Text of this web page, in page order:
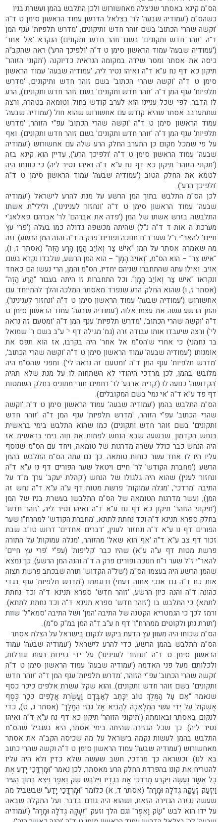
הס"מ קינא באסתר שניצלה מאחשורוש ולכן התלבש בהמן ועשרת בניו
כשהס"מ ('עמודיה שבעה' לר' בצלאל הדרשן עמוד הראשון סימן ט ד"ה
'וקשה שהרי הכתוב' בשם זוהר חדש ותיקונים, 'מדרש תלפיות' ענף המן
ד"ה 'זוהר חדש ותקונים' בשם זוהר חדש ותקונים) הנקרא 'אל אחר'
('עמודיה שבעה' עמוד הראשון סימן ט ד"ה 'ולפיכך הרע') ראה שהקב"ה
כיסה את אסתר ומסר שידה במקומה הנראית כדיוקנה ('תקוני הזוהר'
תיקון כא דף נח ע"א ד"ה ואיהו נטיר ליה, 'עמודיה שבעה' עמוד הראשון
סימן ט ד"ה 'וקשה שהרי הכתוב' בשם זוהר חדש ותיקונים, 'מדרש
תלפיות' ענף המן ד"ה 'זוהר חדש ותקונים' בשם זוהר חדש ותקונים), הרע
לו הדבר. לפי שכל עניינו הוא לערב קודש בחול וטומאה בטהרה, ורצה
שתתערבב אסתר שהיא קודש עם אחשורוש שהוא חול ('עמודיה שבעה'
עמוד הראשון סימן ט ד"ה 'וקשה שהרי הכתוב' עפ"י הזוהר, 'מדרש
תלפיות' ענף המן ד"ה 'זוהר חדש ותקונים' בשם זוהר חדש ותקונים). ואף
על פי שמכל מקום כן התערב החלק הרע שלה עם אחשורוש ('עמודיה
שבעה' עמוד הראשון סימן ט ד"ה 'ולפיכך הרע'), עדיין הוא קינא בזה
('תקוני הזוהר' תיקון כא דף נח ע"א ד"ה ואיהו נטיר ליה) כי כוונתו היה
לטמא את החלק הטוב ('עמודיה שבעה' עמוד הראשון סימן ט ד"ה
'ולפיכך הרע').
לכן הס"מ התלבש בתוך המן הרשע על מנת להרע לישראל ('עמודיה
שבעה' עמוד הראשון סימן ט ד"ה 'ונחזור לענינינו'), ולילי"ת אשתו
התלבשה בזרש אשתו של המן ('פדה את אברהם' לר' אברהם פאלאג'י
מערכת ה אות ד ד"ה נ"ל) שהיתה מכשפה גדולה כמו בעלה ('פרי עץ
חיים' להאר"י ז"ל שער ר"ח חנוכה ופורים פרק ה ד"ה והנה המן הרשע). וזה
מה שאמרה אסתר על המן "אִישׁ צַר וְאוֹיֵב הָמָן הָרָע הַזֶּה" (אסתר ז, ו),
"אִישׁ צַר" – הוא הס"מ, "וְאוֹיֵב הָמָן" – הוא המן הרשע, שלבדו נקרא בשם
אויב. ואילו עתה שהתחברו שניהם יחדיו, הס"מ והמן, הרי נעשו הם כאחד
ונקראו "אִישׁ צַר וְאוֹיֵב הָמָן". וכל התחברות זו היתה בעבור "הָרָע הַזֶּה"
(אסתר ז, ו) שהוא החלק הרע שנפרד מאסתר המלכה והלך להתייחד עם
אחשורוש ('עמודיה שבעה' עמוד הראשון סימן ט ד"ה 'ונחזור לענינינו').
והמן הרשע עשה את עצמו אלוה ('עמודיה שבעה' עמוד הראשון סימן ט
ד"ה 'וקשה שהרי הכתוב', 'מדרש תלפיות' ענף המן ד"ה 'ומטעם זה נראה
לי') ורצה שיעבדו אותו עבודה זרה (גמ' מגילה דף י' ע"ב בשם ר' שמואל
בר נחמני) כי אחרי ש'הס"מ אל אחר' היה בקרבו, אז הוא תפס את
אומנותו ('עמודיה שבעה' עמוד הראשון סימן ט ד"ה 'וקשה שהרי הכתוב',
'מדרש תלפיות' ענף המן ד"ה 'ומטעם זה נראה לי'). ומפני שהס"מ היה
מלובש בהמן, לכן מרדכי היהודי לא השתחוה לו על מנת שלא תהיה
'הקדוּשה' כנועה לו ('קרית ארבע' לר' רחמים חורי מתוניס בחלק השמטות
דף פד ע"א ד"ה 'אי נמי' בשם המקובלים).
הס"מ התלבש בהמן ('עמודיה שבעה' עמוד הראשון סימן ט ד"ה 'וקשה
שהרי הכתוב' עפ"י הזוהר, 'מדרש תלפיות' ענף המן ד"ה 'זוהר חדש
ותקונים' בשם זוהר חדש ותקונים) כמו שהוא התלבש בימי בראשית
בנחש הקדמון. שבשעה שבא הנחש לפתות את חוה בימי בראשית אז
היה הנחש כבר כולל עשרה מדרגות של טומאה, ויחד עם הס"מ שנוסף
עליו היו לו אחד עשר כוחות טומאה. כך גם עתה הס"מ התלבש בהמן
הרשע ('מחברת הקודש' לר' חיים ויטאל שער הפורים דף נו ע"א ד"ה
ונחזור לענין) שהוא היה גלגולו של הנחש ('קהלת יעקב' ערך מ"ד על
התיבה 'מרדכי', 'מגלה עמוקות' פרשת מטות דף ע"ה ע"א ד"ה נחש זה
המן), ועשר מדרגות הטומאה של הס"מ התלבשו בעשרת בניו של המן
('תיקוני הזוהר' תיקון כא דף נח ע"א ד"ה ואיהו נטיר ליה, 'זוהר חדש'
בחלק ספרא תנינא ד"ה וכד נחתת לתתא, 'מחברת הקודש' למהרח"ו שער
הפורים דף נו ע"א ד"ה ונחזור לענין, 'דברים אחדים' דרוש טו"ב שבת
זכור דף צב ע"א ד"ה 'אף הוא שאל' מהזוהר, 'מגלה עמוקות' על התורה
פרשת מטות דף ע"ה ע"א) שהיו כבר 'קליפות' (עפ"י 'פרי עץ חיים'
להאר"י ז"ל שער ר"ח חנוכה ופורים פרק ה ד"ה והנה המן הרשע). כך נמצא
שהמן הרשע היה בעצמו הס"מ ('של"ה הקדוש' תורה שבכתב פרשת תצוה
אות כח ד"ה גם אנכי אחוה דעתי) ודוגמתו ('מדרש תלפיות' ענף בגדי
כהונה ד"ה והנה כיון הרשע, 'זוהר חדש' ספרא תנינא ד"ה וכד נחתת
לתתא) כי התלבש בו ('זוהר חדש' ספרא תנינא ד"ה וכד נחתת לתתא).
ורמז לכך כי הגמטריא הקטנה של התיבה 'המן' ושל התיבה 'סמא"ל' שוות
('תורת נתן ולקוטים ממהרח"ו' דף ח ע"ב ד"ה המן במ"ק ס"מ).
הס"מ שכוחו היה מעוון עץ הדעת ביקש לנקום בישראל על הצלת אסתר
הס"מ התלבש בהמן הרשע, כדי להרע לישראל ('עמודיה שבעה' עמוד
הראשון סימן ט ד"ה 'ונחזור לענינינו') על ידי גזירות רעות וגורלות,
ולכלותם מעל פני האדמה ('עמודיה שבעה' עמוד הראשון סימן ט ד"ה
'וקשה שהרי הכתוב' עפ"י הזוהר, 'מדרש תלפיות' ענף המן ד"ה 'זוהר חדש
ותקונים' בשם זוהר חדש ותקונים). והוא שקל עשרת אלפים כיכר כסף
שנאמר "אִם עַל הַמֶּלֶךְ טוֹב יִכָּתֵב לְאַבְּדָם וַעֲשֶׂרֶת אֲלָפִים כִּכַּר כֶּסֶף
אֶשְׁקוֹל עַל יְדֵי עֹשֵׂי הַמְּלָאכָה לְהָבִיא אֶל גִּנְזֵי הַמֶּלֶךְ" (אסתר ג, ט), כדי
לנקום באסתר ובאומתה ('תיקוני הזוהר' תיקון כא דף נח ע"א ד"ה ואיהו
נטיר ליה). כך שכל הגזירה שהיתה בימי אסתר, היא בשביל שהס"מ
התלבש בהמן לעשות נקמה בישראל על מה שכיסה הקב"ה את אסתר
מאחשורוש ('עמודיה שבעה' עמוד הראשון סימן ט ד"ה וקשה שהרי כתוב
בא לנו). וכשראה כך מרדכי, חשב שעשה שלא כדין ולא היה עליו
להטריח את קונו בהפרדת החלק הרע מאסתר, לכן נאמר "וּמָרְדֳּכַי יָדַע אֶת
כָּל אֲשֶׁר נַעֲשָׂה וַיִּקְרַע מָרְדֳּכַי אֶת בְּגָדָיו וַיִּלְבַּשׁ שַׂק וָאֵפֶר וַיֵּצֵא בְּתוֹךְ הָעִיר
וַיִּזְעַק זְעָקָה גְדֹלָה וּמָרָה" (אסתר ד, א) כלומר "וּמָרְדֳּכַי יָדַע" שבשביל מה
שעשה נגזרה הגזירה הזאת, ושהוא היה גורם בדבר. ועל התקלה שבאה
על ידו הוא לבש "שַׂק וָאֵפֶר" וגם הלך וזעק "זְעָקָה גְדֹלָה וּמָרָה" ('עמודיה